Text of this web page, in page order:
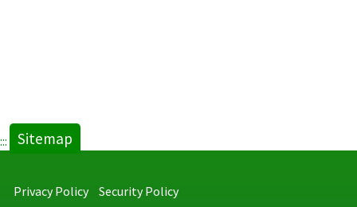
::: Sitemap
Privacy Policy Security Policy